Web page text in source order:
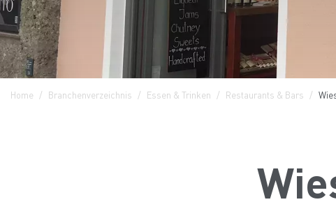
Home Branchenverzeichnis Essen & Trinken Restaurants & Bars